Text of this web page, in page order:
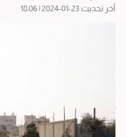
آخر تحديث 23-01-2024 | 18:06